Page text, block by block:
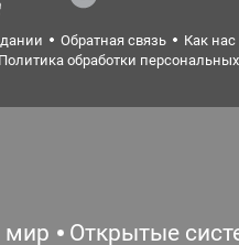
Обратная связь Как
Политика обработки
мир Открытые